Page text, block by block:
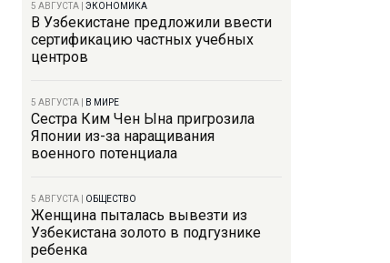
5 АВГУСТА ЭКОНОМИКА
В Узбекистане предложили ввести
сертификацию частных учебных
центров
5 АВГУСТА В МИРЕ
Сестра Ким Чен Ына пригрозила
Японии из-за наращивания
военного потенциала
5 АВГУСТА ОБЩЕСТВО
Женщина пыталась вывезти из
Узбекистана золото в подгузнике
ребенка